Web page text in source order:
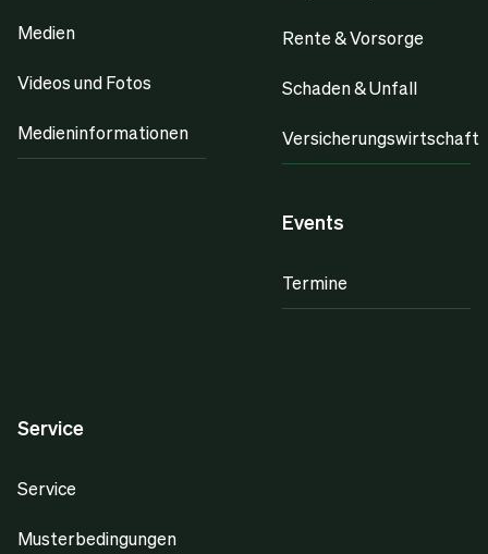
Medien
Videos und Fotos
Medieninformationen
Rente & Vorsorge
Schaden & Unfall
Versicherungswirtschaft
Events
Termine
Service
Service
Musterbedingungen